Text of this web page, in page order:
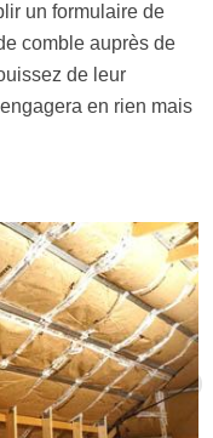
un formulaire de
comble auprès de
de leur
en rien mais